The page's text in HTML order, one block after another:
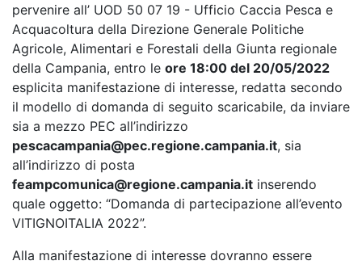
pervenire all’ UOD 50 07 19 - Ufficio Caccia Pesca e
Acquacoltura della Direzione Generale Politiche
Agricole, Alimentari e Forestali della Giunta regionale
della Campania, entro le ore 18:00 del 20/05/2022
esplicita manifestazione di interesse, redatta secondo
il modello di domanda di seguito scaricabile, da inviare
sia a mezzo PEC all’indirizzo
pescacampania@pec.regione.campania.it, sia
all’indirizzo di posta
feampcomunica@regione.campania.it inserendo
quale oggetto: “Domanda di partecipazione all’evento
VITIGNOITALIA 2022”.
Alla manifestazione di interesse dovranno essere